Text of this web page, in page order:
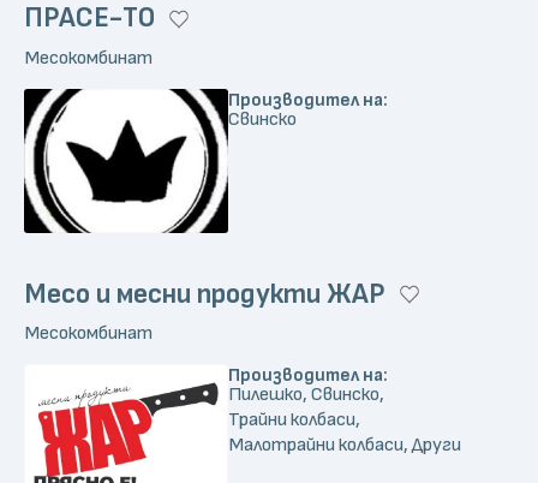
ПРАСЕ-ТО
Месокомбинат
Производител на:
Свинско
Месо и месни продукти ЖАР
Месокомбинат
Производител на:
Пилешко, Свинско,
Трайни колбаси,
Малотрайни колбаси, Други